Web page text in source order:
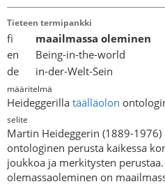
Tieteen termipankki
fi maailmassa oleminen
en Being-in-the-world
de in-der-Welt-Sein
määritelmä
Heideggerilla täälläolon
selite
Martin Heideggerin (1889-
ontologinen perusta kaikessa
joukkoa ja merkitysten
olemassaoleminen on